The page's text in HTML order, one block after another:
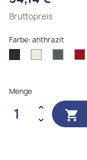
Bruttopreis
Farbe: anthrazit
Menge
